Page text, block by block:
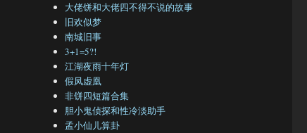
大佬饼和大佬四不得不说的故事
旧欢似梦
南城旧事
3+1=5?!
江湖夜雨十年灯
假凤虚凰
非饼四短篇合集
胆小鬼侦探和性冷淡助手
孟小仙儿算卦